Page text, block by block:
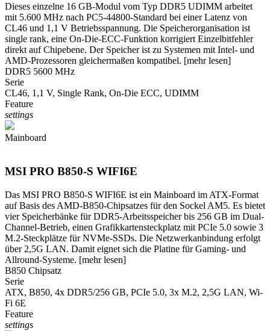
Dieses einzelne 16 GB-Modul vom Typ DDR5 UDIMM arbeitet
mit 5.600 MHz nach PC5-44800-Standard bei einer Latenz von
CL46 und 1,1 V Betriebsspannung. Die Speicherorganisation ist
single rank, eine On-Die-ECC-Funktion korrigiert Einzelbitfehler
direkt auf Chipebene. Der Speicher ist zu Systemen mit Intel- und
AMD-Prozessoren gleichermaßen kompatibel. [mehr lesen]
DDR5 5600 MHz
Serie
CL46, 1,1 V, Single Rank, On-Die ECC, UDIMM
Feature
settings
Mainboard
MSI PRO B850-S WIFI6E
Das MSI PRO B850-S WIFI6E ist ein Mainboard im ATX-Format
auf Basis des AMD-B850-Chipsatzes für den Sockel AM5. Es bietet
vier Speicherbänke für DDR5-Arbeitsspeicher bis 256 GB im Dual-
Channel-Betrieb, einen Grafikkartensteckplatz mit PCIe 5.0 sowie 3
M.2-Steckplätze für NVMe-SSDs. Die Netzwerkanbindung erfolgt
über 2,5G LAN. Damit eignet sich die Platine für Gaming- und
Allround-Systeme. [mehr lesen]
B850 Chipsatz
Serie
ATX, B850, 4x DDR5/256 GB, PCIe 5.0, 3x M.2, 2,5G LAN, Wi-
Fi 6E
Feature
settings